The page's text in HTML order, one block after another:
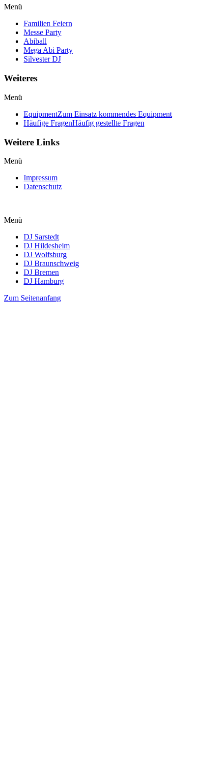
Menü
Familien Feiern
Messe Party
Abiball
Mega Abi Party
Silvester DJ
Weiteres
Menü
EquipmentZum Einsatz kommendes Equipment
Häufige FragenHäufig gestellte Fragen
Weitere Links
Menü
Impressum
Datenschutz
Menü
DJ Sarstedt
DJ Hildesheim
DJ Wolfsburg
DJ Braunschweig
DJ Bremen
DJ Hamburg
Zum Seitenanfang